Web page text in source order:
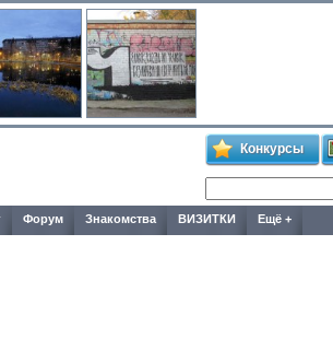
Конкурсы
Форум Знакомства ВИЗИТКИ Ещё +